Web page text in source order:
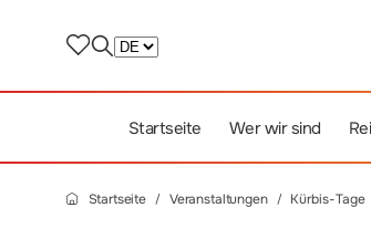
Startseite Wer wir sind
Startseite Veranstaltungen Kürbis-Tage